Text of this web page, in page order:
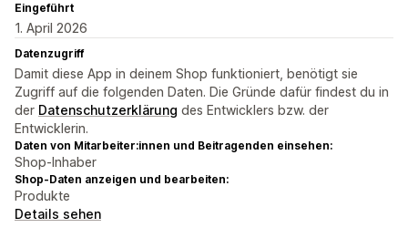
Eingeführt
1. April 2026
Datenzugriff
Damit diese App in deinem Shop funktioniert, benötigt sie
Zugriff auf die folgenden Daten. Die Gründe dafür findest du in
der Datenschutzerklärung des Entwicklers bzw. der
Entwicklerin.
Daten von Mitarbeiter:innen und Beitragenden einsehen:
Shop-Inhaber
Shop-Daten anzeigen und bearbeiten:
Produkte
Details sehen